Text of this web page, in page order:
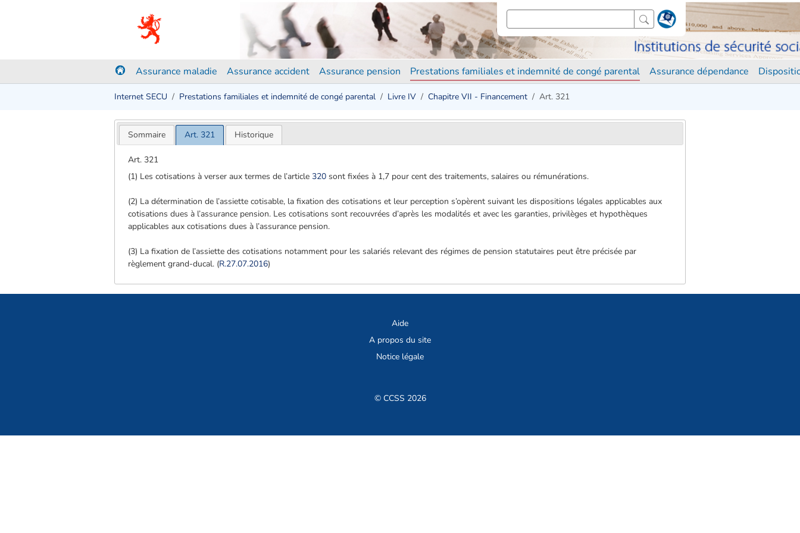
Assurance maladie Assurance accident Assurance pension Prestations familiales et indemnité de congé parental Assurance dépendance
Internet SECU Prestations familiales et indemnité de congé parental Livre IV Chapitre VII - Financement Art. 321
Sommaire Art. 321 Historique
Art. 321
(1) Les cotisations à verser aux termes de l’article320 sont fixées à 1,7 pour cent des traitements, salaires ou rémunérations.
(2) La détermination de l’assiette cotisable, la fixation des cotisations et leur perception s’opèrent suivant les dispositions légales applicables aux
cotisations dues à l’assurance pension. Les cotisations sont recouvrées d’après les modalités et avec les garanties, privilèges et hypothèques
applicables aux cotisations dues à l’assurance pension.
(3) La fixation de l’assiette des cotisations notamment pour les salariés relevant des régimes de pension statutaires peut être précisée par
règlement grand-ducal. (R.27.07.2016)
Aide
A propos du site
Notice légale
© CCSS 2026